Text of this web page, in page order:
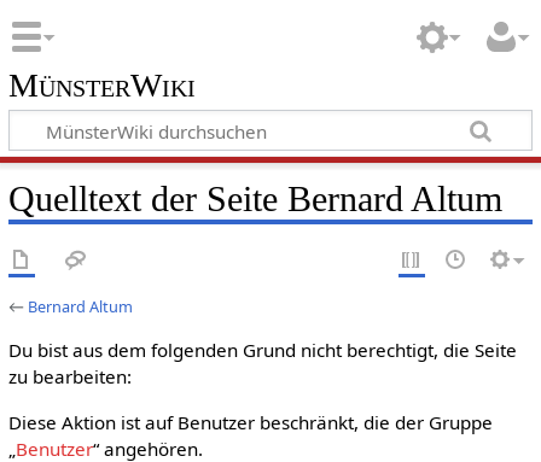
MünsterWiki
Quelltext der Seite Bernard Altum
← Bernard Altum
Du bist aus dem folgenden Grund nicht berechtigt, die Seite
zu bearbeiten:
Diese Aktion ist auf Benutzer beschränkt, die der Gruppe
Benutzer“ angehören.